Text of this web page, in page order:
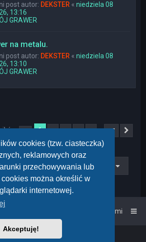
cookies (tzw. ciasteczka)
reklamowych oraz
przechowywania lub
można określić w
internetowej.
Akceptuję!
post autor: DEKSTER «niedziela 08
13:16
GRAWER
na metalu.
post autor: DEKSTER «niedziela 08
13:10
GRAWER
1 2 3 4 5 … 27
Przejdź do
Kontakt z nami
PlanetStyles